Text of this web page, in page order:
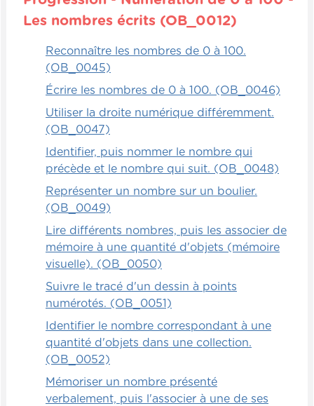
Les nombres écrits (OB_0012)
Reconnaître les nombres de 0 à 100.
(OB_0045)
Écrire les nombres de 0 à 100. (OB_0046)
Utiliser la droite numérique différemment.
(OB_0047)
Identifier, puis nommer le nombre qui
précède et le nombre qui suit. (OB_0048)
Représenter un nombre sur un boulier.
(OB_0049)
Lire différents nombres, puis les associer de
mémoire à une quantité d'objets (mémoire
visuelle). (OB_0050)
Suivre le tracé d'un dessin à points
numérotés. (OB_0051)
Identifier le nombre correspondant à une
quantité d'objets dans une collection.
(OB_0052)
Mémoriser un nombre présenté
verbalement, puis l'associer à une de ses